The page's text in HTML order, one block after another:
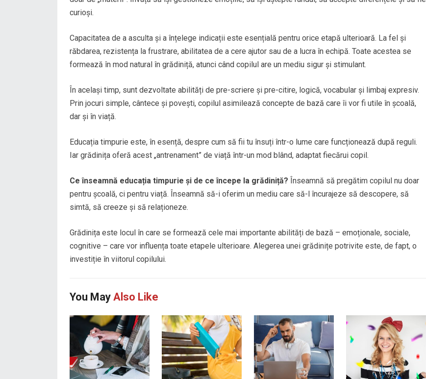
curioși.
Capacitatea de a asculta și a înțelege indicații este esențială pentru orice etapă ulterioară. La fel și
răbdarea, rezistența la frustrare, abilitatea de a cere ajutor sau de a lucra în echipă. Toate acestea se
formează în mod natural în grădiniță, atunci când copilul are un mediu sigur și stimulant.
În același timp, sunt dezvoltate abilități de pre-scriere și pre-citire, logică, vocabular și limbaj expresiv.
Prin jocuri simple, cântece și povești, copilul asimilează concepte de bază care îi vor fi utile în școală,
dar și în viață.
Educația timpurie este, în esență, despre cum să fii tu însuți într-o lume care funcționează după reguli.
Iar grădinița oferă acest „antrenament” de viață într-un mod blând, adaptat fiecărui copil.
Ce înseamnă educația timpurie și de ce începe la grădiniță? Înseamnă să pregătim copilul nu doar
pentru școală, ci pentru viață. Înseamnă să-i oferim un mediu care să-l încurajeze să descopere, să
simtă, să creeze și să relaționeze.
Grădinița este locul în care se formează cele mai importante abilități de bază – emoționale, sociale,
cognitive – care vor influența toate etapele ulterioare. Alegerea unei grădinițe potrivite este, de fapt, o
investiție în viitorul copilului.
You May Also Like